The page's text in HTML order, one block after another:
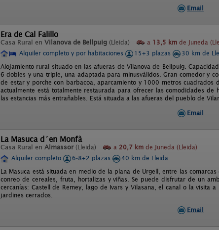
Email
Era de Cal Falillo
Casa Rural en Vilanova de Bellpuig (Lleida) a 13,5 km de Juneda
Alquiler completo y por habitaciones
15+3 plazas
30 km de
Alojamiento rural situado en las afueras de Vilanova de Bellpuig.
6 dobles y una triple, una adaptada para minusválidos. Gran comedor y
de estar y porche con barbacoa, aparcamiento y 1000 metros cuadrados
actualmente está totalmente restaurada para ofrecer las comodidades
las estancias más entrañables. Está situada a las afueras del pueblo de
Email
La Masuca d´en Monfà
Casa Rural en Almassor (Lleida) a 20,7 km de Juneda (Lleida)
Alquiler completo
6-8+2 plazas
40 km de Lleida
La Masuca está situada en medio de la plana de Urgell, entre las
conreo de cereales, fruta, hortalizas y viñas. Se puede disfrutar de un
cercanías: Castell de Remey, lago de Ivars y Vilasana, el canal o la visita
jardines cerrados.
Email